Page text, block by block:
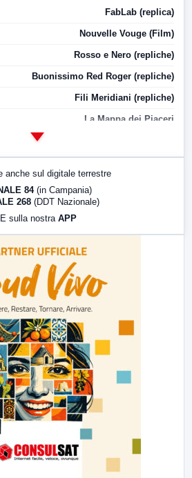
FabLab (replica)
Nouvelle Vouge (Film)
Rosso e Nero (repliche)
Buonissimo Red Roger (repliche)
Fili Meridiani (repliche)
La Mappa dei Piaceri
anche sul digitale terrestre
84 (in Campania)
268 (DDT Nazionale)
E sulla nostra APP